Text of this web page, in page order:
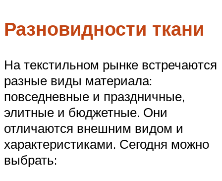
Разновидности ткани
На текстильном рынке встречаются
разные виды материала:
повседневные и праздничные,
элитные и бюджетные. Они
отличаются внешним видом и
характеристиками. Сегодня можно
выбрать: